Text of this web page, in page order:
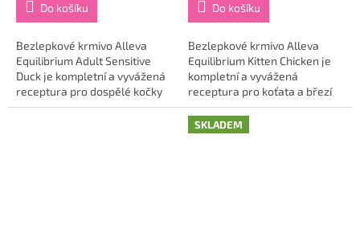
Do košíku
Bezlepkové krmivo Alleva
Equilibrium Adult Sensitive
Duck je kompletní a vyvážená
receptura pro dospělé kočky
včetně jedinců s citlivým
Do košíku
Bezlepkové krmivo Alleva
Equilibrium Kitten Chicken je
kompletní a vyvážená
receptura pro koťata a březí
nebo kojící kočky. Vysoký
obsah kuřete (50 %) poskytuje
kvalitní a...
SKLADEM